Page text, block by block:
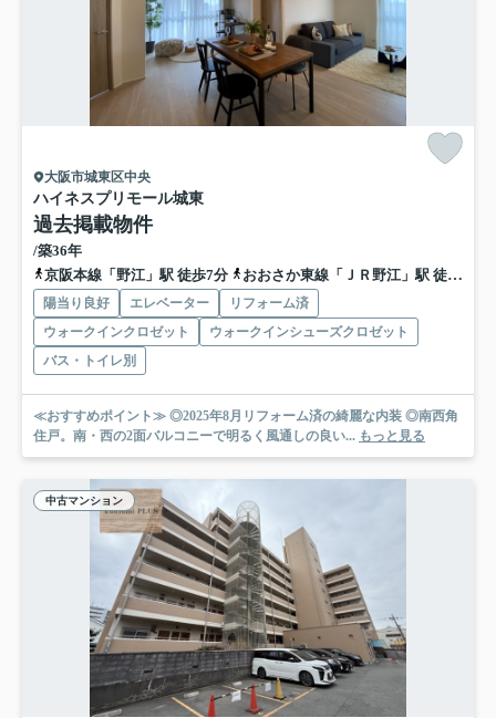
大阪市城東区中央
ハイネスプリモール城東
過去掲載物件
/築36年
京阪本線「野江」駅 徒歩7分
おおさか東線「ＪＲ野江」駅 徒歩7分
陽当り良好 エレベーター
リフォーム済
ウォークインクロゼット
ウォークインシューズクロゼット
バス・トイレ別
≪おすすめポイント≫ ◎2025年8月リフォーム済の綺麗な内装 ◎南西角
住戸。南・西の2面バルコニーで明るく風通しの良い... もっと見る
中古マンション